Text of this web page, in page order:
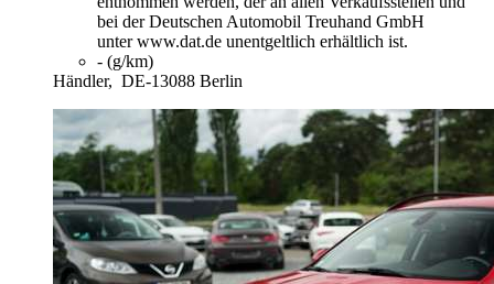
bei der Deutschen Automobil Treuhand GmbH
unter www.dat.de unentgeltlich erhältlich ist.
- (g/km)
Händler, DE-13088 Berlin